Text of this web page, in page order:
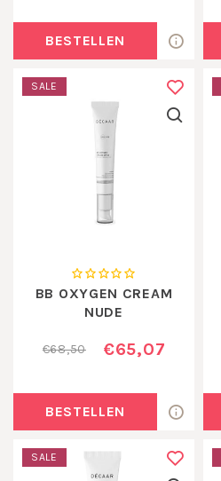
BESTELLEN
SALE
BB OXYGEN CREAM
NUDE
€68,50 €65,07
BESTELLEN
SALE